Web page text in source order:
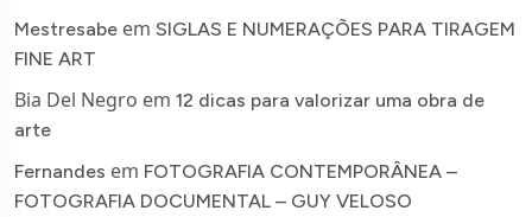
Mestresabe em SIGLAS E NUMERAÇÕES PARA TIRAGEM
FINE ART
Bia Del Negro em 12 dicas para valorizar uma obra de
arte
Fernandes em FOTOGRAFIA CONTEMPORÂNEA –
FOTOGRAFIA DOCUMENTAL – GUY VELOSO